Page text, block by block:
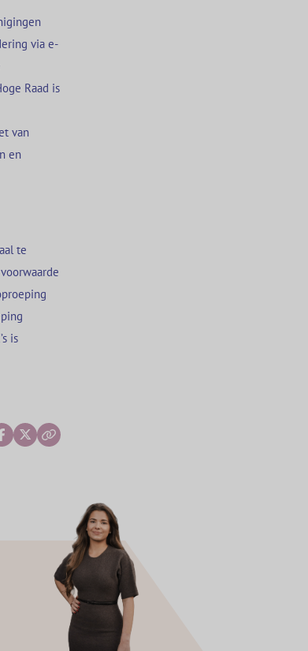
via e-
Raad is
van
en
te
is